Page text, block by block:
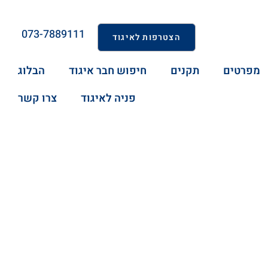
הצטרפות לאיגוד 073-7889111
מפרטים תקנים חיפוש חבר איגוד
הבלוג
פניה לאיגוד
צרו קשר